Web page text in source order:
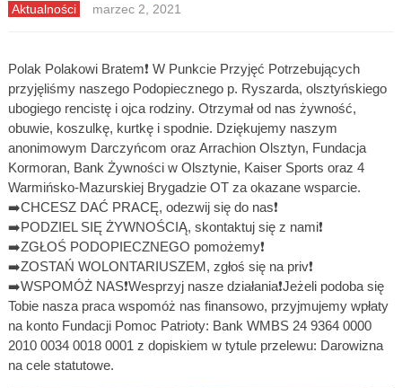
Aktualności marzec 2, 2021
Polak Polakowi Bratem❗️ W Punkcie Przyjęć Potrzebujących
przyjęliśmy naszego Podopiecznego p. Ryszarda, olsztyńskiego
ubogiego rencistę i ojca rodziny. Otrzymał od nas żywność,
obuwie, koszulkę, kurtkę i spodnie. Dziękujemy naszym
anonimowym Darczyńcom oraz Arrachion Olsztyn, Fundacja
Kormoran, Bank Żywności w Olsztynie, Kaiser Sports oraz 4
Warmińsko-Mazurskiej Brygadzie OT za okazane wsparcie.
➡️CHCESZ DAĆ PRACĘ, odezwij się do nas❗️
➡️PODZIEL SIĘ ŻYWNOŚCIĄ, skontaktuj się z nami❗️
➡️ZGŁOŚ PODOPIECZNEGO pomożemy❗️
➡️ZOSTAŃ WOLONTARIUSZEM, zgłoś się na priv❗️
➡️WSPOMÓŻ NAS❗️Wesprzyj nasze działania❗️Jeżeli podoba się
Tobie nasza praca wspomóż nas finansowo, przyjmujemy wpłaty
na konto Fundacji Pomoc Patrioty: Bank WMBS 24 9364 0000
2010 0034 0018 0001 z dopiskiem w tytule przelewu: Darowizna
na cele statutowe.